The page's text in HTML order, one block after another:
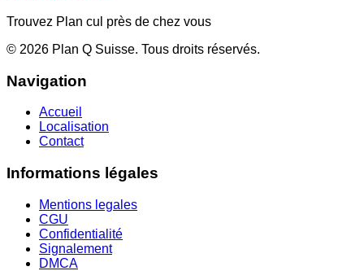
Trouvez Plan cul près de chez vous
© 2026 Plan Q Suisse. Tous droits réservés.
Navigation
Accueil
Localisation
Contact
Informations légales
Mentions legales
CGU
Confidentialité
Signalement
DMCA